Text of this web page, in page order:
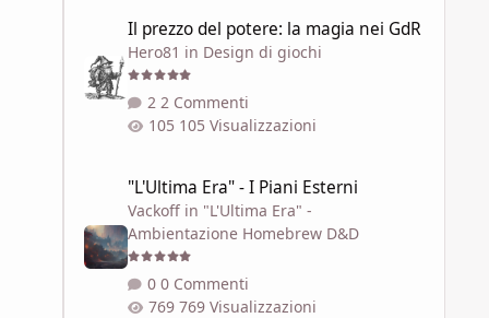
Il prezzo del potere: la magia nei GdR
Hero81 in Design di giochi
2 Commenti
105 Visualizzazioni
"L'Ultima Era" - I Piani Esterni
Vackoffin "L'Ultima Era" -
Ambientazione Homebrew D&D
0 Commenti
769 Visualizzazioni